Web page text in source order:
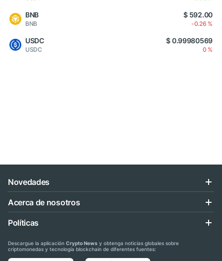
BNB
BNB
$ 592.00
-0.26 %
USDC
USDC
$ 0.99980569
0 %
Novedades
Acerca de nosotros
Políticas
Descargue la aplicación Crypto News y obtenga noticias globales sobre
criptomonedas y tecnología blockchain de diferentes fuentes: